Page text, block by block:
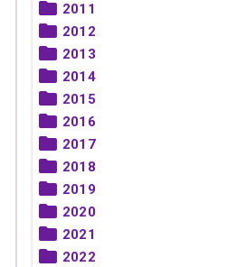
2011
2012
2013
2014
2015
2016
2017
2018
2019
2020
2021
2022